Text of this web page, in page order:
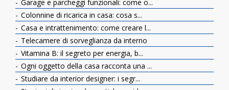
Garage e parcheggi funzionali: come o...
Colonnine di ricarica in casa: cosa s...
Casa e intrattenimento: come creare l...
Telecamere di sorveglianza da interno
Vitamina B: il segreto per energia, b...
Ogni oggetto della casa racconta una ...
Studiare da interior designer: i segr...